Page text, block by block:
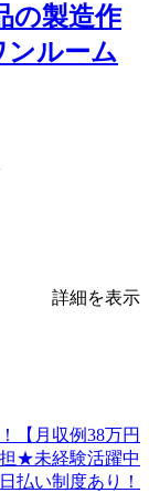
の製造作
ンルーム
詳細を表示